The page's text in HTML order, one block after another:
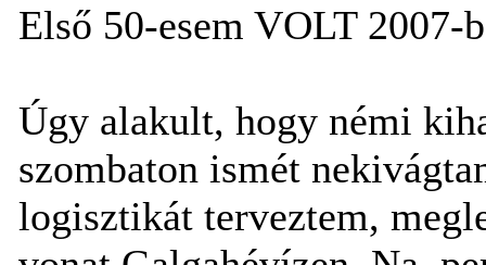
Első 50-esem VOLT 2007-
Úgy alakult, hogy némi
szombaton ismét
logisztikát terveztem,